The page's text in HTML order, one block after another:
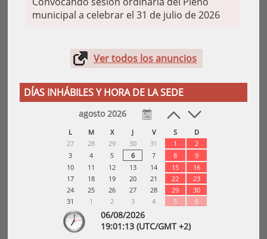
municipal a celebrar el 31 de julio de 2026
Ver todos los anuncios
DÍAS INHÁBILES Y HORA DE LA SEDE
agosto 2026
L M X J V S
D
27
28 29 30 31 1
2
3
4 5 6 7 8
9
10
11 12 13 14 15
16
17
18 19 20 21 22
23
24
25 26 27 28 29
30
31
1 2 3 4 5 6
06/08/2026
19:01:13 (UTC/GMT +2)